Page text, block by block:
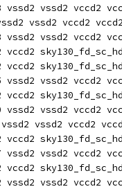
vssd2 vssd2 vccd2
vssd2 vccd2
vssd2 vssd2 vccd2
vccd2
vccd2
vssd2 vssd2 vccd2
vccd2
vssd2 vssd2 vccd2
vssd2 vssd2 vccd2
vccd2
vssd2 vssd2 vccd2
vccd2
vssd2 vssd2 vccd2